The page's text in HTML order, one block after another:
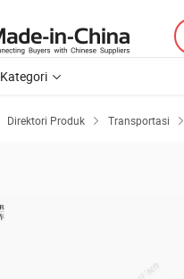
Direktori Produk  Transportasi 